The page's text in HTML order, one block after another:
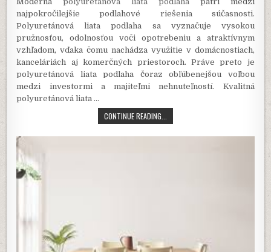
najpokročilejšie podlahové riešenia súčasnosti.
Polyuretánová liata podlaha sa vyznačuje vysokou
pružnosťou, odolnosťou voči opotrebeniu a atraktívnym
vzhľadom, vďaka čomu nachádza využitie v domácnostiach,
kanceláriách aj komerčných priestoroch. Práve preto je
polyuretánová liata podlaha čoraz obľúbenejšou voľbou
medzi investormi a majiteľmi nehnuteľností. Kvalitná
polyuretánová liata …
CONTINUE READING...
LIATA
PODLAHA: